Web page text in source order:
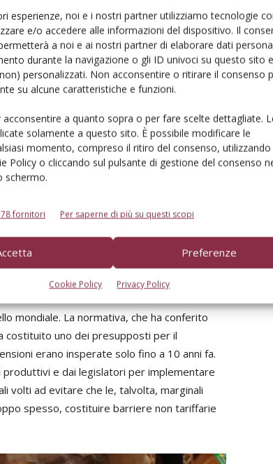
esperienze, noi e i nostri partner utilizziamo tecnologie
e/o accedere alle informazioni del dispositivo. Il
a noi e ai nostri partner di elaborare dati
durante la navigazione o gli ID univoci su questo sito
personalizzati. Non acconsentire o ritirare il consenso
su alcune caratteristiche e funzioni.
a quanto sopra o per fare scelte dettagliate.
solamente a questo sito. È possibile modificare le
momento, compreso il ritiro del consenso, utilizzando
Policy o cliccando sul pulsante di gestione del consenso
schermo.
fornitori Per saperne di più su questi scopi
Preferenze
Cookie Policy Privacy Policy
il tasso medio annuo di crescita è stato
alimentare pari, per lo stesso periodo,
una domanda interna in crescita
con una suddivisione fra i tre seguenti
moderna (DM), + 20,7% per i discount, –
facendo registrare un elevato livello di
termini sia di qualità che di credibilità. Dal
a fronte di un totale export aumentato del
di euro di export bio incidono sul
particolare quello dell’ortofrutta fresca e
chiara e univoca che fin dal 1991
mondiale. La normativa, che ha conferito
costituito uno dei presupposti per il
erano insperate solo fino a 10 anni fa.
e dai legislatori per implementare
volti ad evitare che le, talvolta, marginali
spesso, costituire barriere non tariffarie